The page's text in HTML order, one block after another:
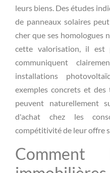
leurs biens. Des études
de panneaux solaires
cher que ses homologues
cette valorisation, il est
communiquent
installations
exemples concrets et des
peuvent naturellement
d'achat chez les
compétitivité de leur offre
Comment